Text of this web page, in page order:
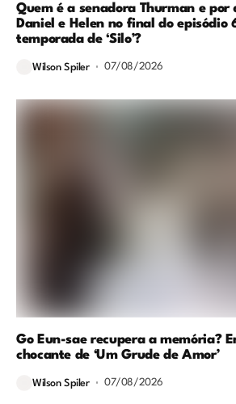
Quem é a senadora Thurman e por
Daniel e Helen no final do episódio
temporada de ‘Silo’?
Wilson Spiler 07/08/2026
Go Eun-sae recupera a memória?
chocante de ‘Um Grude de Amor’
Wilson Spiler 07/08/2026